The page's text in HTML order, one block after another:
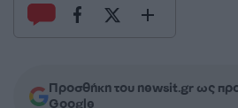
Προσθήκη του newsit.gr ως
Google